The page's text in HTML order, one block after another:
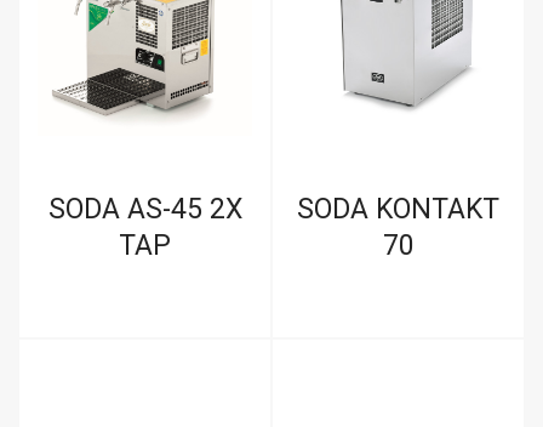
SODA AS-45 2X
TAP
SODA KONTAKT
70